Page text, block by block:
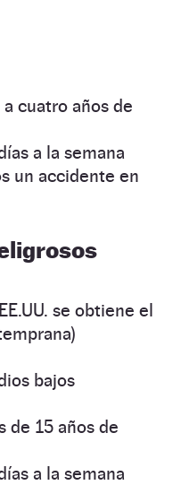
cuatro años de
a la semana
un accidente en
se obtiene el
bajos
de 15 años de
a la semana